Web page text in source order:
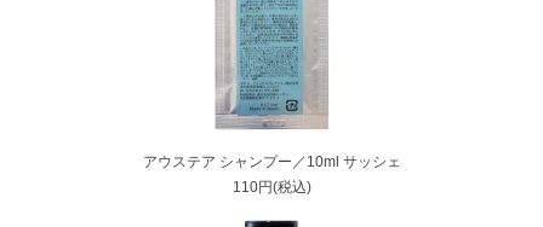
アウステア シャンプー／10ml サッシェ
110円(税込)